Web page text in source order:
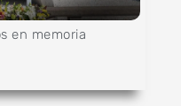
en memoria